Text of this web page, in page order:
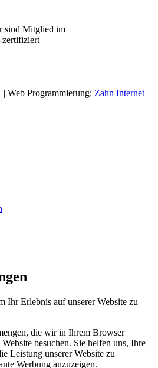
sind Mitglied im
Web Programmierung: Zahn Internet
Ihr Erlebnis auf unserer Website zu
die wir in Ihrem Browser
besuchen. Sie helfen uns, Ihre
Leistung unserer Website zu
Werbung anzuzeigen.